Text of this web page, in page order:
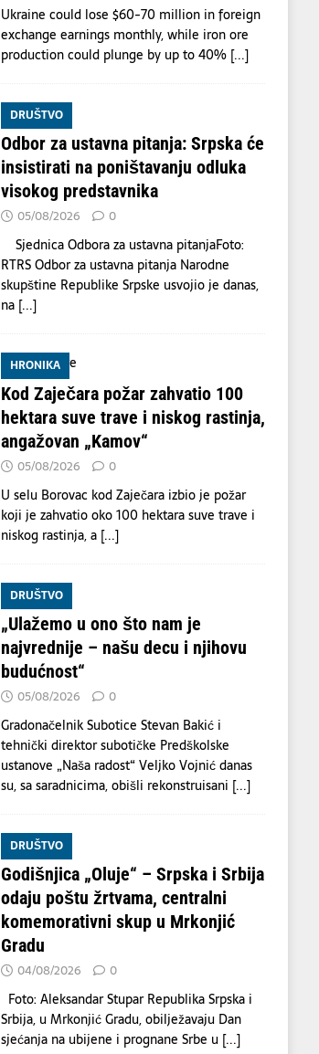
Ukraine could lose $60-70 million in foreign
exchange earnings monthly, while iron ore
production could plunge by up to 40% [...]
DRUŠTVO
Odbor za ustavna pitanja: Srpska će
insistirati na poništavanju odluka
visokog predstavnika
05/08/2026 0
Sjednica Odbora za ustavna pitanjaFoto:
RTRS Odbor za ustavna pitanja Narodne
skupštine Republike Srpske usvojio je danas,
na [...]
HRONIKA
Kod Zaječara požar zahvatio 100
hektara suve trave i niskog rastinja,
angažovan „Kamov“
05/08/2026 0
U selu Borovac kod Zaječara izbio je požar
koji je zahvatio oko 100 hektara suve trave i
niskog rastinja, a [...]
DRUŠTVO
„Ulažemo u ono što nam je
najvrednije – našu decu i njihovu
budućnost“
05/08/2026 0
Gradonačelnik Subotice Stevan Bakić i
tehnički direktor subotičke Predškolske
ustanove „Naša radost“ Veljko Vojnić danas
su, sa saradnicima, obišli rekonstruisani [...]
DRUŠTVO
Godišnjica „Oluje“ – Srpska i Srbija
odaju poštu žrtvama, centralni
komemorativni skup u Mrkonjić
Gradu
04/08/2026 0
Foto: Aleksandar Stupar Republika Srpska i
Srbija, u Mrkonjić Gradu, obilježavaju Dan
sjećanja na ubijene i prognane Srbe u [...]